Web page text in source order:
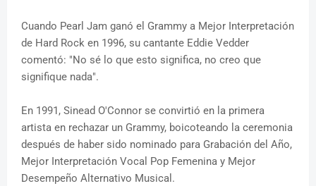
Cuando Pearl Jam ganó el Grammy a Mejor Interpretación
de Hard Rock en 1996, su cantante Eddie Vedder
comentó: "No sé lo que esto significa, no creo que
signifique nada".
En 1991, Sinead O'Connor se convirtió en la primera
artista en rechazar un Grammy, boicoteando la ceremonia
después de haber sido nominado para Grabación del Año,
Mejor Interpretación Vocal Pop Femenina y Mejor
Desempeño Alternativo Musical.